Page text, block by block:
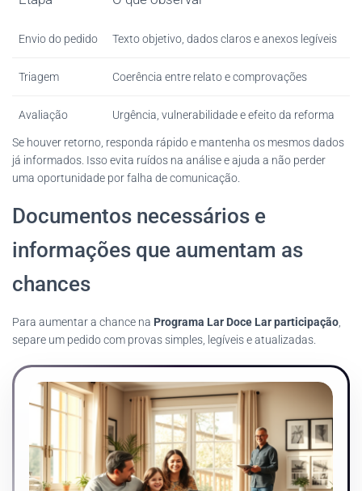
Envio do pedido Texto objetivo, dados claros e anexos legíveis
Triagem Coerência entre relato e comprovações
Avaliação Urgência, vulnerabilidade e efeito da reforma
Se houver retorno, responda rápido e mantenha os mesmos dados
já informados. Isso evita ruídos na análise e ajuda a não perder
uma oportunidade por falha de comunicação.
Documentos necessários e
informações que aumentam as
chances
Para aumentar a chance na Programa Lar Doce Lar participação
separe um pedido com provas simples, legíveis e atualizadas.